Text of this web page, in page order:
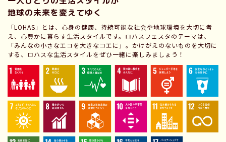
地球の未来を変えてゆく
「LOHAS」とは、心身の健康、持続可能な社会や地球環境を大切に考
え、心豊かに暮らす生活スタイルです。ロハスフェスタのテーマは、
「みんなの小さなエコを大きなコエに」。かけがえのないものを大切に
する、ロハスな生活スタイルをぜひ一緒に楽しみましょう！